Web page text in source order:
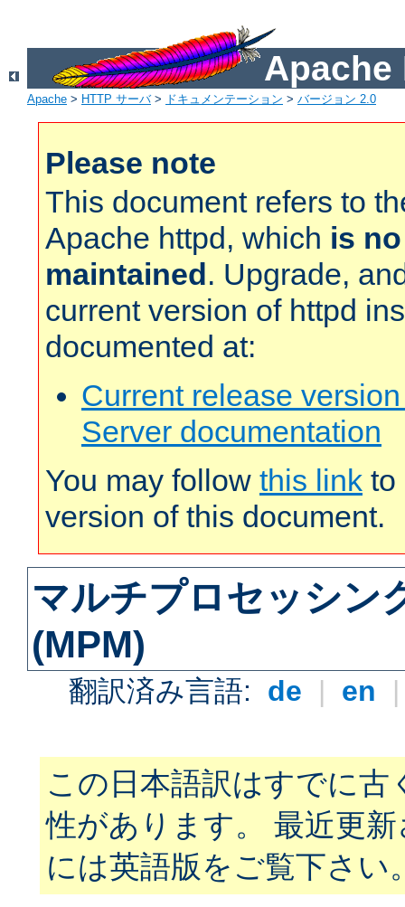
Apache
Apache > HTTP サーバ> ドキュメンテーション > バージョン 2.0
Please note
This document refers to
Apache httpd, which is
maintained. Upgrade,
current version of httpd
documented at:
Current release
Server documentation
You may follow this link to
version of this document.
マルチプロセッシン
(MPM)
翻訳済み言語: de | en
この日本語訳はすでに古
性があります。 最近更
には英語版をご覧下さい